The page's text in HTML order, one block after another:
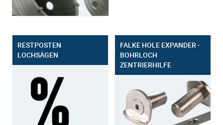
RESTPOSTEN
LOCHSÄGEN
FALKE HOLE EXPANDER -
BOHRLOCH
ZENTRIERHILFE